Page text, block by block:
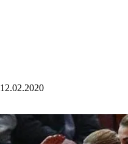
12.02.2020